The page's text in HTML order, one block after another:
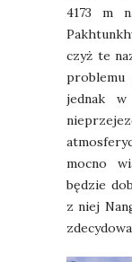
4173 m
czyż te
jednak
mocno
będzie
z niej